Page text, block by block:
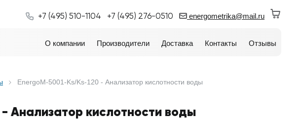
+7 (495) 510-1104 +7 (495) 276-0510 energometrika@mail.ru
О компании Производители Доставка Контакты Отзывы
EnergoM-5001-Ks/Ks-120 - Анализатор кислотности воды
Анализатор кислотности воды